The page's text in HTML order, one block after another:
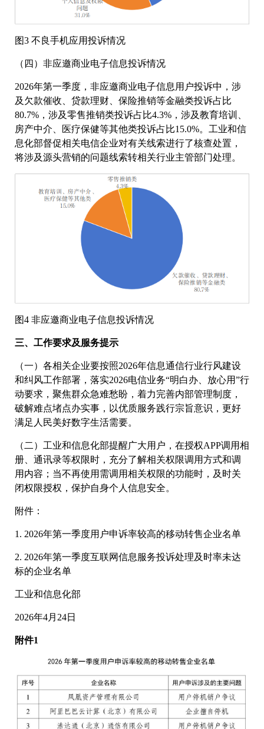
图3 不良手机应用投诉情况
（四）非应邀商业电子信息投诉情况
2026年第一季度，非应邀商业电子信息用户投诉中，涉
及欠款催收、贷款理财、保险推销等金融类投诉占比
80.7%，涉及零售推销类投诉占比4.3%，涉及教育培训、
房产中介、医疗保健等其他类投诉占比15.0%。工业和信
息化部督促相关电信企业对有关线索进行了核查处置，
将涉及源头营销的问题线索转相关行业主管部门处理。
图4 非应邀商业电子信息投诉情况
三、工作要求及服务提示
（一）各相关企业要按照2026年信息通信行业行风建设
和纠风工作部署，落实2026电信业务“明白办、放心用”行
动要求，聚焦群众急难愁盼，着力完善内部管理制度，
破解难点堵点办实事，以优质服务践行宗旨意识，更好
满足人民美好数字生活需要。
（二）工业和信息化部提醒广大用户，在授权APP调用相
册、通讯录等权限时，充分了解相关权限调用方式和调
用内容；当不再使用需调用相关权限的功能时，及时关
闭权限授权，保护自身个人信息安全。
附件：
1. 2026年第一季度用户申诉率较高的移动转售企业名单
2. 2026年第一季度互联网信息服务投诉处理及时率未达
标的企业名单
工业和信息化部
2026年4月24日
附件1